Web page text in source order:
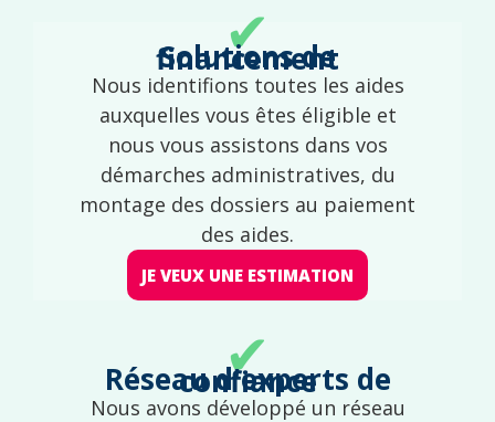
✔
Solutions de financement
Nous identifions toutes les aides
auxquelles vous êtes éligible et
nous vous assistons dans vos
démarches administratives, du
montage des dossiers au paiement
des aides.
JE VEUX UNE ESTIMATION
✔
Réseau d'experts de confiance
Nous avons développé un réseau